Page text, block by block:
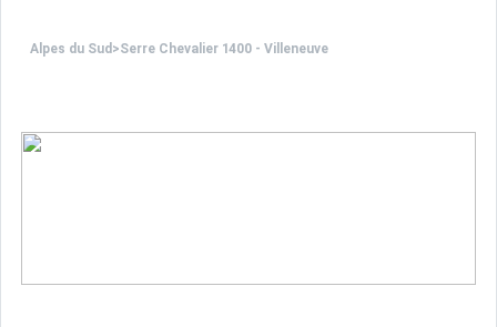
Alpes du Sud >Serre Chevalier 1400 - Villeneuve